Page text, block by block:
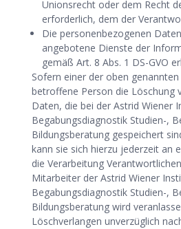
Unionsrecht oder dem Recht
erforderlich, dem der
Die personenbezogenen
angebotene Dienste der
gemäß Art. 8 Abs. 1 DS-GVO
Sofern einer der oben
betroffene Person die Löschung
Daten, die bei der Astrid Wiener
Begabungsdiagnostik Studien-,
Bildungsberatung gespeichert
kann sie sich hierzu jederzeit an
die Verarbeitung
Mitarbeiter der Astrid Wiener
Begabungsdiagnostik Studien-,
Bildungsberatung wird
Löschverlangen unverzüglich